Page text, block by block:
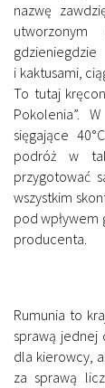
nazwę
i kaktusami,
To tutaj
Pokolenia”.
sięgające
podróż w
przygotować
wszystkim
pod
producenta.
Rumunia to
sprawą jednej
dla kierowcy,
za sprawą